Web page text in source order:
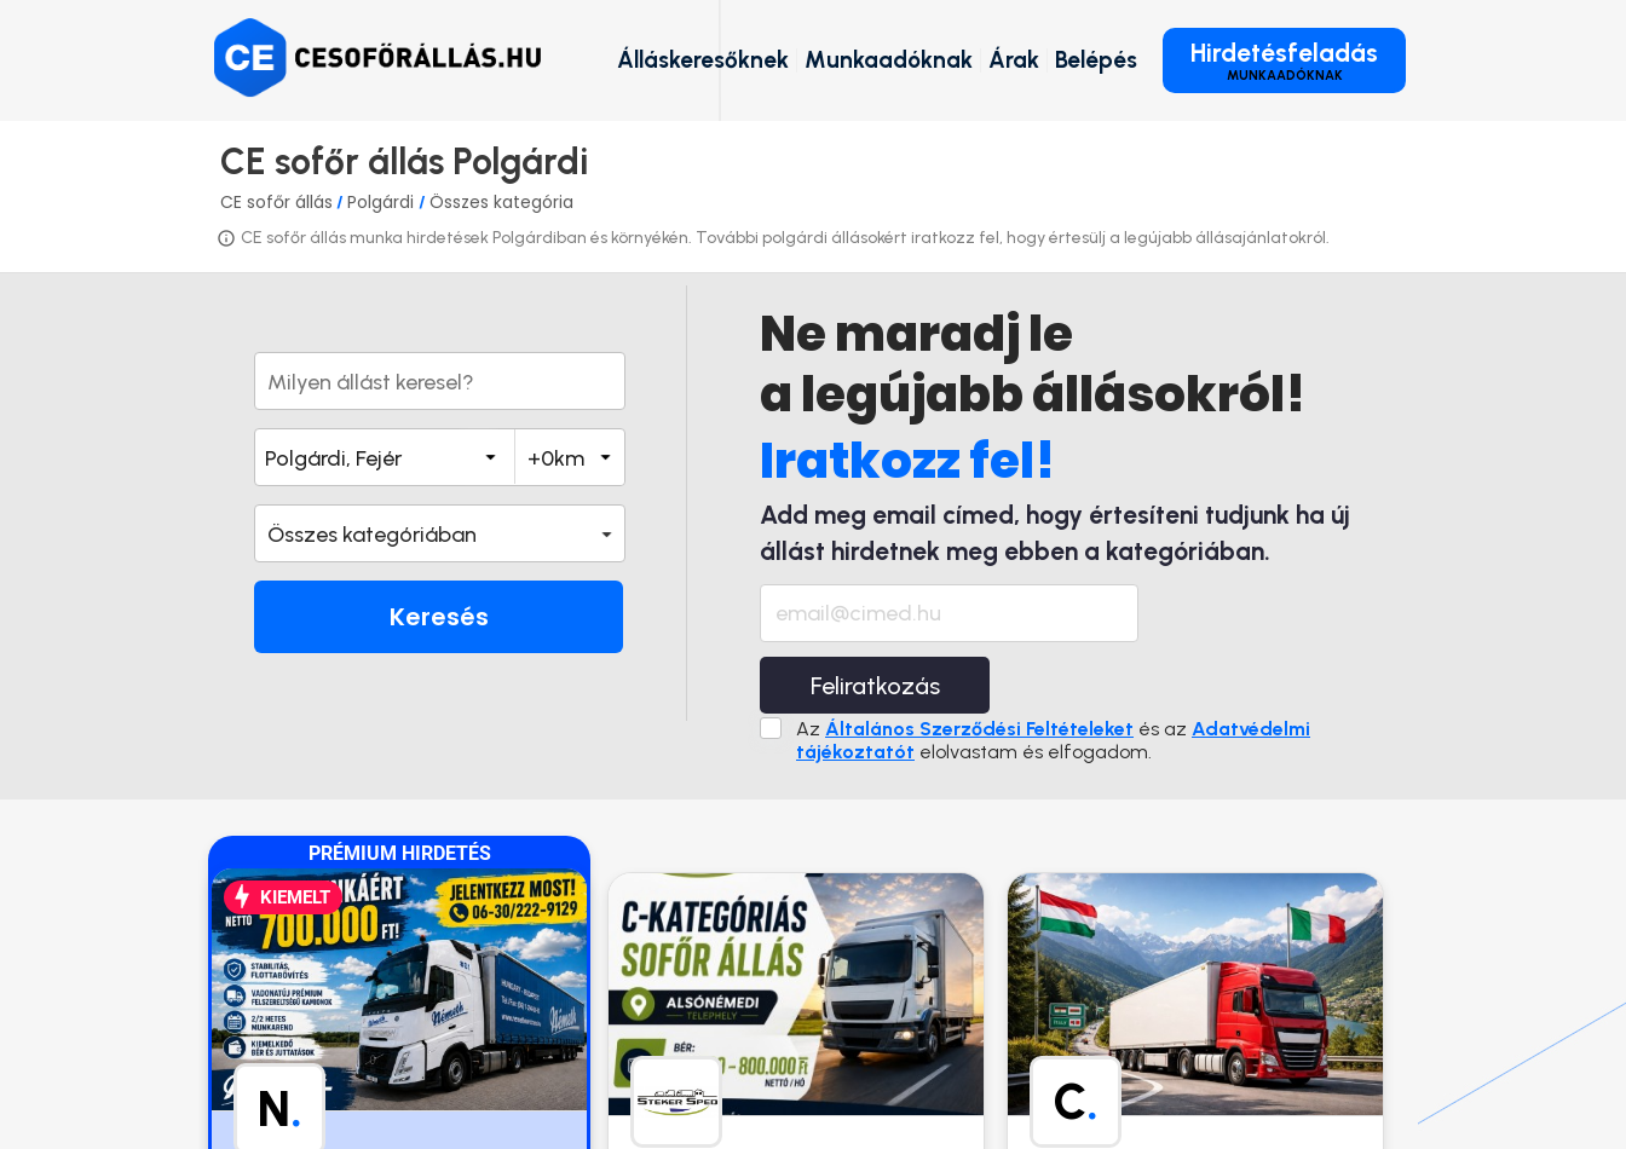
Hirdetésfeladás
MUNKAADÓKNAK
Belépés
Árak
Munkaadóknak
Álláskeresőknek
CE sofőr állás Polgárdi
CE sofőr állás / Polgárdi / Összes kategória
CE sofőr állás munka hirdetések Polgárdiban és környékén. További polgárdi állásokért iratkozz fel, hogy értesülj a legújabb állásajánlatokról.
Összes kategóriában
Keresés
Ne maradj le
a legújabb állásokról!
Iratkozz fel!
Add meg email címed, hogy értesíteni tudjunk ha új
állást hirdetnek meg ebben a kategóriában.
Feliratkozás
Az Általános Szerződési Feltételeket és az Adatvédelmi
tájékoztatót elolvastam és elfogadom.
PRÉMIUM HIRDETÉS
KIEMELT
N. C.